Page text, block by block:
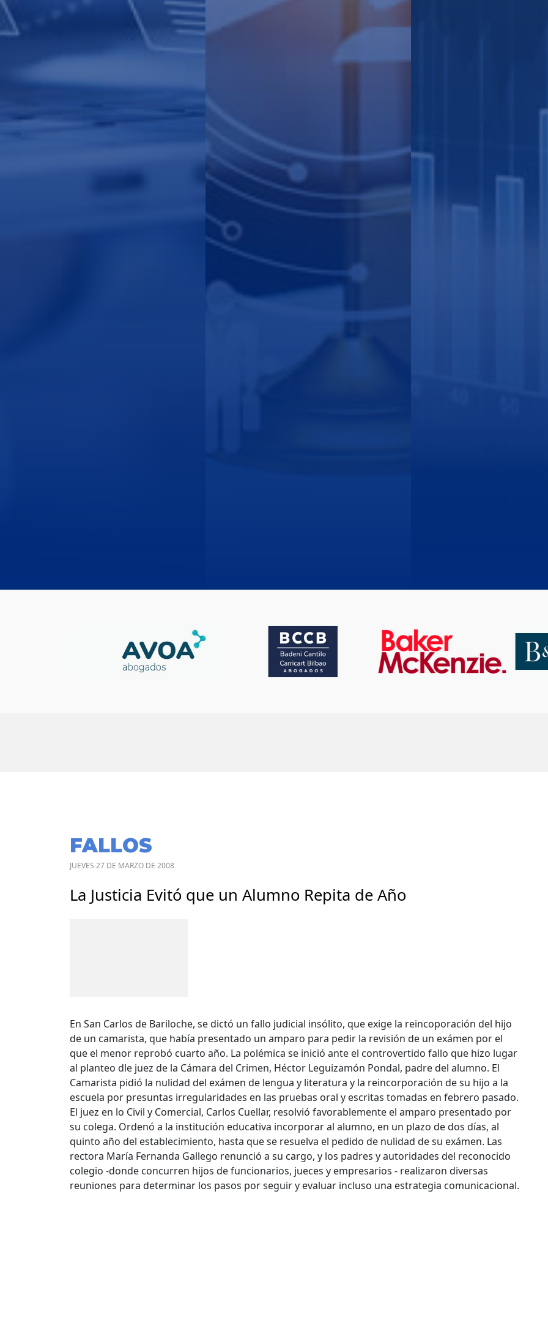
FALLOS
JUEVES 27 DE MARZO DE 2008
La Justicia Evitó que un Alumno Repita de Año
En San Carlos de Bariloche, se dictó un fallo judicial insólito, que exige la reincoporación del hijo
de un camarista, que había presentado un amparo para pedir la revisión de un exámen por el
que el menor reprobó cuarto año. La polémica se inició ante el controvertido fallo que hizo lugar
al planteo dle juez de la Cámara del Crimen, Héctor Leguizamón Pondal, padre del alumno. El
Camarista pidió la nulidad del exámen de lengua y literatura y la reincorporación de su hijo a la
escuela por presuntas irregularidades en las pruebas oral y escritas tomadas en febrero pasado.
El juez en lo Civil y Comercial, Carlos Cuellar, resolvió favorablemente el amparo presentado por
su colega. Ordenó a la institución educativa incorporar al alumno, en un plazo de dos días, al
quinto año del establecimiento, hasta que se resuelva el pedido de nulidad de su exámen. Las
rectora María Fernanda Gallego renunció a su cargo, y los padres y autoridades del reconocido
colegio -donde concurren hijos de funcionarios, jueces y empresarios - realizaron diversas
reuniones para determinar los pasos por seguir y evaluar incluso una estrategia comunicacional.